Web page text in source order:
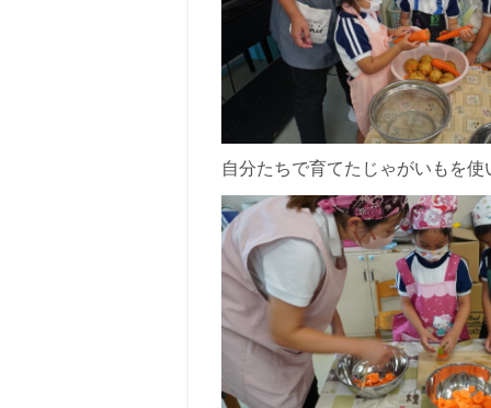
自分たちで育てたじゃがいもを使